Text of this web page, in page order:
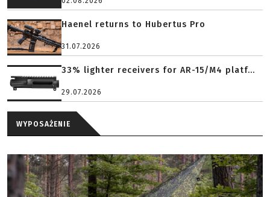
Haenel returns to Hubertus Pro
31.07.2026
33% lighter receivers for AR-15/M4 platf...
29.07.2026
WYPOSAŻENIE